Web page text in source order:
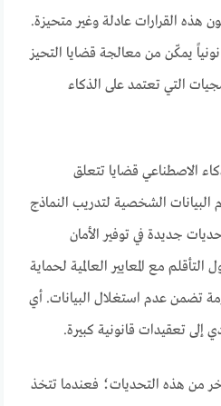
هذه القرارات عادلة وغير متحيزة.
يمكّن من معالجة قضايا التحيز
التي تعتمد على الذكاء
الاصطناعي قضايا تتعلق
الشخصية لتدريب النماذج
جديدة في توفير الأمان
مع المعايير العالمية لحماية
تضمن عدم استغلال البيانات. أي
تعقيدات قانونية كبيرة.
من هذه التحديات؛ فعندما تتخذ